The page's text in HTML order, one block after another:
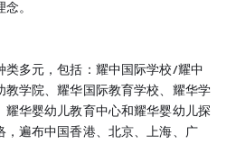
。
类多元，包括：耀中国际学校/耀中
教学院、耀华国际教育学校、耀华学
华婴幼儿教育中心和耀华婴幼儿探
，遍布中国香港、北京、上海、广